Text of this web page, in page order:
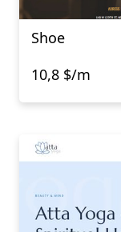
Shoe
10,8 $/m